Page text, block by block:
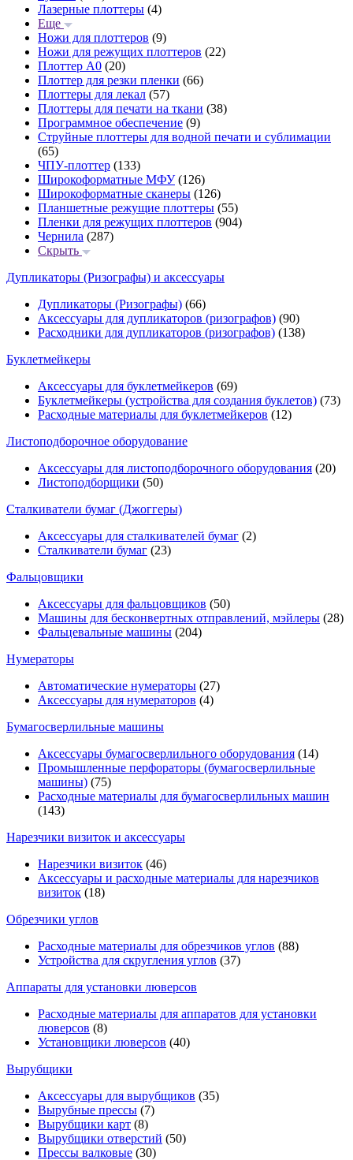
Лазерные плоттеры (4)
Еще
Ножи для плоттеров (9)
Ножи для режущих плоттеров (22)
Плоттер А0 (20)
Плоттер для резки пленки (66)
Плоттеры для лекал (57)
Плоттеры для печати на ткани (38)
Программное обеспечение (9)
Струйные плоттеры для водной печати и сублимации
(65)
ЧПУ-плоттер (133)
Широкоформатные МФУ(126)
Широкоформатные сканеры (126)
Планшетные режущие плоттеры (55)
Пленки для режущих плоттеров (904)
Чернила (287)
Скрыть
Дупликаторы (Ризографы) и аксессуары
Дупликаторы (Ризографы) (66)
Аксессуары для дупликаторов (ризографов) (90)
Расходники для дупликаторов (ризографов) (138)
Буклетмейкеры
Аксессуары для буклетмейкеров (69)
Буклетмейкеры (устройства для создания буклетов) (73)
Расходные материалы для буклетмейкеров (12)
Листоподборочное оборудование
Аксессуары для листоподборочного оборудования (20)
Листоподборщики (50)
Сталкиватели бумаг (Джоггеры)
Аксессуары для сталкивателей бумаг (2)
Сталкиватели бумаг (23)
Фальцовщики
Аксессуары для фальцовщиков (50)
Машины для бесконвертных отправлений, мэйлеры (28)
Фальцевальные машины (204)
Нумераторы
Автоматические нумераторы (27)
Аксессуары для нумераторов (4)
Бумагосверлильные машины
Аксессуары бумагосверлильного оборудования (14)
Промышленные перфораторы (бумагосверлильные
машины) (75)
Расходные материалы для бумагосверлильных машин
(143)
Нарезчики визиток и аксессуары
Нарезчики визиток (46)
Аксессуары и расходные материалы для нарезчиков
визиток (18)
Обрезчики углов
Расходные материалы для обрезчиков углов (88)
Устройства для скругления углов (37)
Аппараты для установки люверсов
Расходные материалы для аппаратов для установки
люверсов (8)
Установщики люверсов (40)
Вырубщики
Аксессуары для вырубщиков (35)
Вырубные прессы (7)
Вырубщики карт (8)
Вырубщики отверстий (50)
Прессы валковые (30)